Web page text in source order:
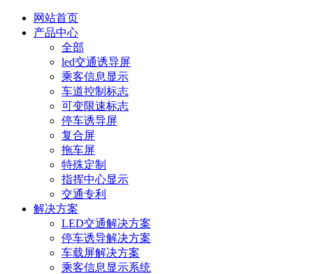
网站首页
产品中心
全部
led交通诱导屏
乘客信息显示
车道控制标志
可变限速标志
停车诱导屏
复合屏
拖车屏
特殊定制
指挥中心显示
交通专利
解决方案
LED交通解决方案
停车诱导解决方案
车载屏解决方案
乘客信息显示系统